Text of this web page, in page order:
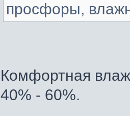
просфоры,
Комфортная
40% - 60%.